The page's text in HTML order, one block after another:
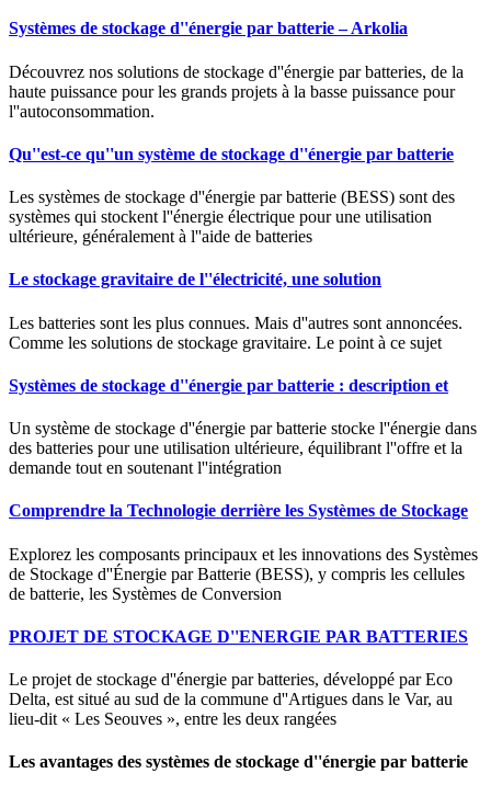
Systèmes de stockage d''énergie par batterie – Arkolia
Découvrez nos solutions de stockage d''énergie par batteries, de la
haute puissance pour les grands projets à la basse puissance pour
l''autoconsommation.
Qu''est-ce qu''un système de stockage d''énergie par batterie
Les systèmes de stockage d''énergie par batterie (BESS) sont des
systèmes qui stockent l''énergie électrique pour une utilisation
ultérieure, généralement à l''aide de batteries
Le stockage gravitaire de l''électricité, une solution
Les batteries sont les plus connues. Mais d''autres sont annoncées.
Comme les solutions de stockage gravitaire. Le point à ce sujet
Systèmes de stockage d''énergie par batterie : description et
Un système de stockage d''énergie par batterie stocke l''énergie dans
des batteries pour une utilisation ultérieure, équilibrant l''offre et la
demande tout en soutenant l''intégration
Comprendre la Technologie derrière les Systèmes de Stockage
Explorez les composants principaux et les innovations des Systèmes
de Stockage d''Énergie par Batterie (BESS), y compris les cellules
de batterie, les Systèmes de Conversion
PROJET DE STOCKAGE D''ENERGIE PAR BATTERIES
Le projet de stockage d''énergie par batteries, développé par Eco
Delta, est situé au sud de la commune d''Artigues dans le Var, au
lieu-dit « Les Seouves », entre les deux rangées
Les avantages des systèmes de stockage d''énergie par batterie